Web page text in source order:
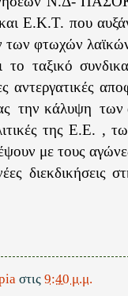
Ε.Κ.Τ. που
των φτωχών
το ταξικό
αντεργατικές
την κάλυψη των
της Ε.Ε. ,
με τους
διεκδικήσεις
στις 9:40 μ.μ.